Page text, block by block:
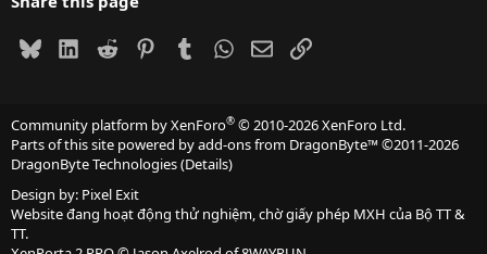
BlueskyLinkedIn
Reddit PinterestTumblrWhatsApp
EmailLink
Community platform by XenForo® © 2010-2026 XenForo Ltd.
Parts of this site powered byadd-ons from DragonByte™©2011-2026
DragonByte Technologies(Details)
Design by: Pixel Exit
Website đang hoạt động thử nghiệm, chờ giấy phép MXH của Bộ TT &
TT.